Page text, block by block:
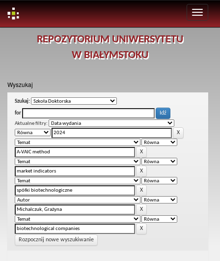
REPOZYTORIUM UNIWERSYTETU
W BIAŁYMSTOKU
Wyszukaj
Szukaj:
for
Aktualne filtry:
Rozpocznij nowe wyszukiwanie